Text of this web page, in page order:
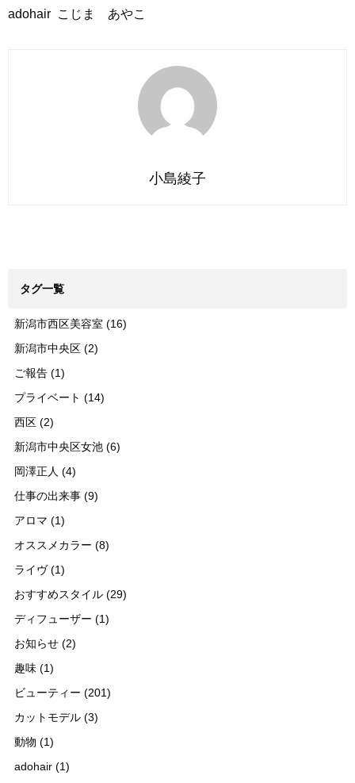
adohair こじま あやこ
小島綾子
タグ一覧
新潟市西区美容室 (16)
新潟市中央区 (2)
ご報告 (1)
プライベート (14)
西区 (2)
新潟市中央区女池 (6)
岡澤正人 (4)
仕事の出来事 (9)
アロマ (1)
オススメカラー (8)
ライヴ(1)
おすすめスタイル (29)
ディフューザー (1)
お知らせ (2)
趣味 (1)
ビューティー (201)
カットモデル (3)
動物 (1)
adohair (1)